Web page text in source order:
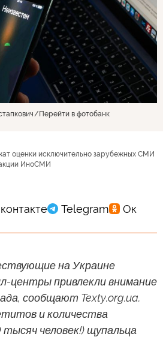
Перейти в фотобанк
оценки исключительно зарубежных СМИ
ИноСМИ
на Украине
центры привлекли внимание
сообщают Texty.org.ua.
и количества
тысяч человек!) щупальца